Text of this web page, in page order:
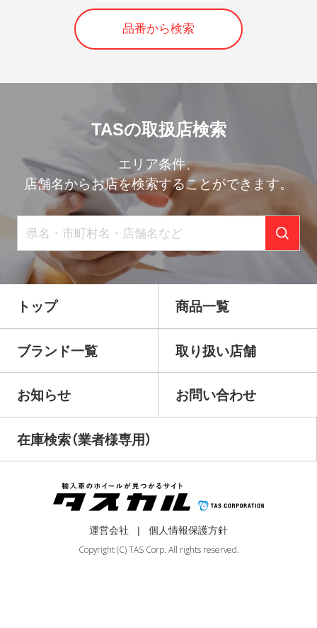
品番から検索
TASの取扱店検索
エリア条件、
店舗名からお店を検索することができます。
トップ 商品一覧
ブランド一覧 取り扱い店舗
お知らせ お問い合わせ
在庫検索（業者様専用）
運営会社
個人情報保護方針
Copyright (C) TAS Corp. All rights reserved.